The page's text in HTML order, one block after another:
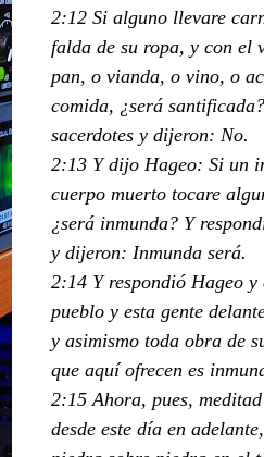
2:12 Si alguno llevare
falda de su ropa, y con el
pan, o vianda, o vino, o
comida, ¿será
sacerdotes y dijeron: No.
2:13 Y dijo Hageo: Si un
cuerpo muerto tocare
¿será inmunda? Y
y dijeron: Inmunda será.
2:14 Y respondió Hageo
pueblo y esta gente
y asimismo toda obra de
que aquí ofrecen es
2:15 Ahora, pues,
desde este día en